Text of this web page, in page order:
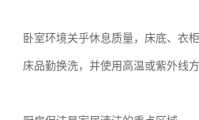
卧室环境关乎休息质量，床底、衣
床品勤换洗，并使用高温或紫外线